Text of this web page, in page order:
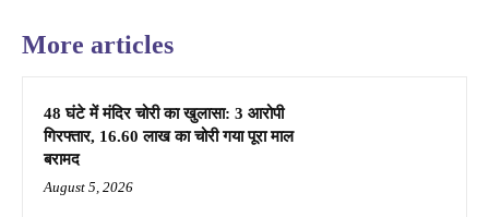
More articles
48 घंटे में मंदिर चोरी का खुलासा: 3 आरोपी
गिरफ्तार, 16.60 लाख का चोरी गया पूरा माल
बरामद
August 5, 2026